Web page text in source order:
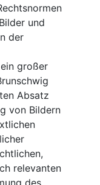
und
der
großer
Absatz
von Bildern
relevanten
des